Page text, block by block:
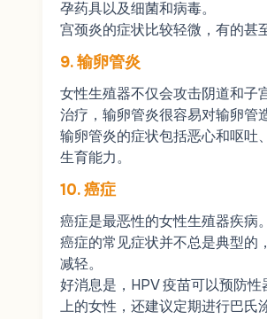
孕药具以及细菌和病毒。
宫颈炎的症状比较轻微，有的甚
9. 输卵管炎
女性生殖器不仅会攻击阴道和子
治疗，输卵管炎很容易对输卵管
输卵管炎的症状包括恶心和呕吐
生育能力。
10. 癌症
癌症是最恶性的女性生殖器疾病
癌症的常见症状并不总是典型的
减轻。
好消息是，HPV 疫苗可以预防
上的女性，还建议定期进行巴氏